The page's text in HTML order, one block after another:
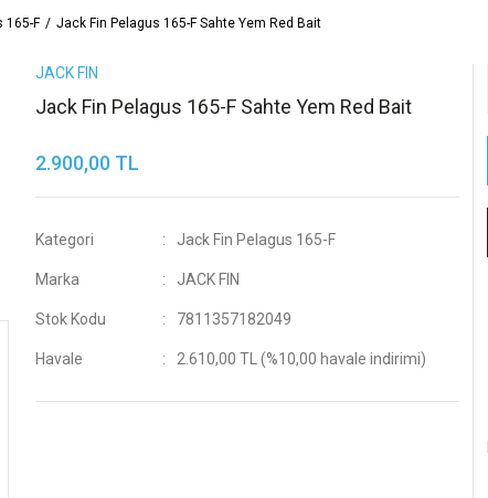
165-F Jack Fin Pelagus 165-F Sahte Yem Red Bait
JACK FIN
Jack Fin Pelagus 165-F Sahte Yem Red Bait
2.900,00 TL
Kategori Jack Fin Pelagus 165-F
Marka JACK FIN
Stok Kodu 7811357182049
Havale 2.610,00 TL (%10,00 havale indirimi)